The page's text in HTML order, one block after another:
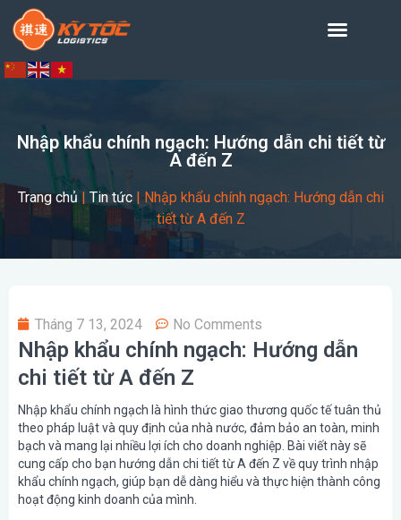
Nhập khẩu chính ngạch: Hướng dẫn chi tiết từ
A đến Z
Trang chủ | Tin tức| Nhập khẩu chính ngạch: Hướng dẫn chi
tiết từ A đến Z
Tháng 7 13, 2024 No Comments
Nhập khẩu chính ngạch: Hướng dẫn
chi tiết từ A đến Z
Nhập khẩu chính ngạch là hình thức giao thương quốc tế tuân thủ
theo pháp luật và quy định của nhà nước, đảm bảo an toàn, minh
bạch và mang lại nhiều lợi ích cho doanh nghiệp. Bài viết này sẽ
cung cấp cho bạn hướng dẫn chi tiết từ A đến Z về quy trình nhập
khẩu chính ngạch, giúp bạn dễ dàng hiểu và thực hiện thành công
hoạt động kinh doanh của mình.